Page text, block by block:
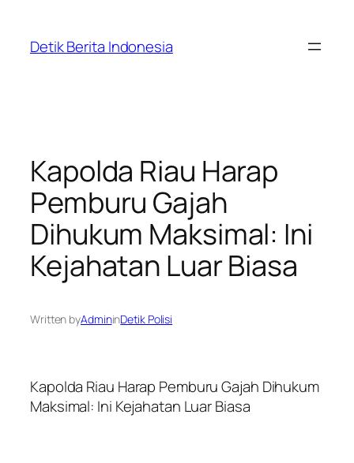
content
Detik Berita Indonesia
Kapolda Riau Harap
Pemburu Gajah
Dihukum Maksimal: Ini
Kejahatan Luar Biasa
Written byAdmininDetik Polisi
Kapolda Riau Harap Pemburu Gajah Dihukum
Maksimal: Ini Kejahatan Luar Biasa